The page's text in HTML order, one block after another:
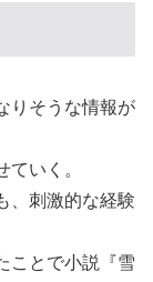
りそうな情報が
いく。
、刺激的な経験
ことで小説『雪